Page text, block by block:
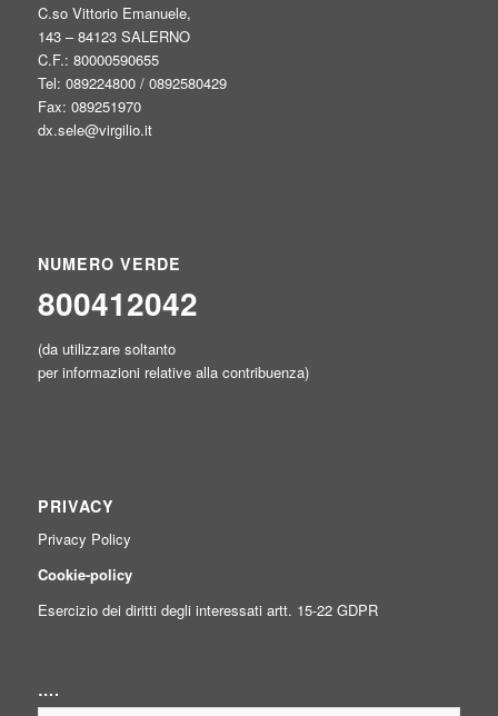
C.so Vittorio Emanuele,
143 – 84123 SALERNO
C.F.: 80000590655
Tel: 089224800 / 0892580429
Fax: 089251970
dx.sele@virgilio.it
NUMERO VERDE
800412042
(da utilizzare soltanto
per informazioni relative alla contribuenza)
PRIVACY
Privacy Policy
Cookie-policy
Esercizio dei diritti degli interessati artt. 15-22 GDPR
….